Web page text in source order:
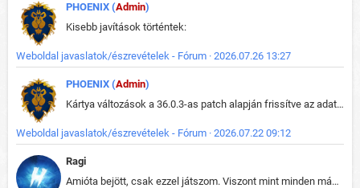
PHOENIX (Admin)
Kisebb javítások történtek:
Weboldal javaslatok/észrevételek - Fórum · 2026.07.26 13:27
PHOENIX (Admin)
Kártya változások a 36.0.3-as patch alapján frissítve az adatbázisban (képek is cserélve).
Weboldal javaslatok/észrevételek - Fórum · 2026.07.22 09:12
Ragi
Amióta bejött, csak ezzel játszom. Viszont mint minden más - akár az alapjáték is, ez is baromira összetett lett. Néha már pár kör után is esélytelen az egész. Vagy irreállisan túltápol valaki, vagy lelép a partner, vagy csak hülye mint a segg. És amikor eljönne az én időm, na akkor jön el mindenki másé is. Engem jobban érdekelne, hogy ki milyen ratingen szokott játszani. Na ez lenne egy érdekes adat.